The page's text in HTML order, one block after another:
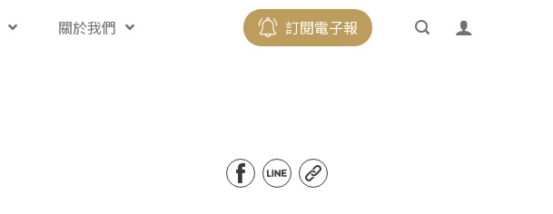
關於我們 訂閱電子報